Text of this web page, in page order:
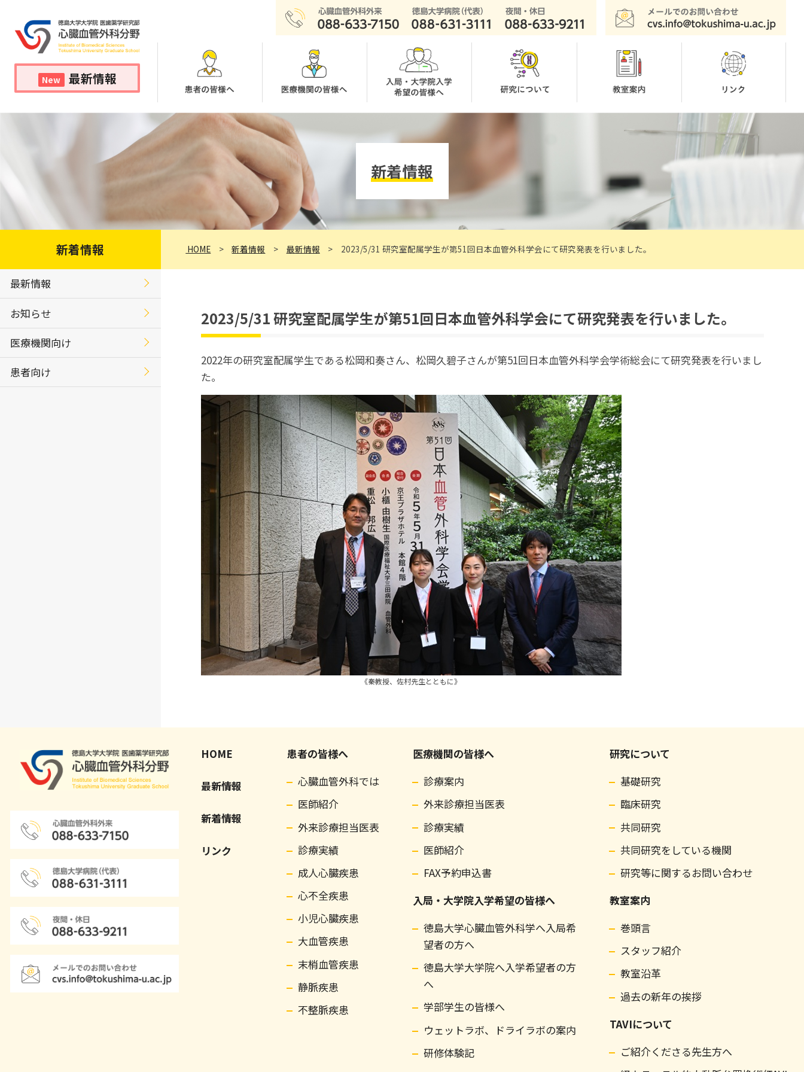
New 最新情報
新着情報
HOME 新着情報 最新情報 2023/5/31 研究室配属学生が第51回日本血管外科学会にて研究発表を行いました。
新着情報
2023/5/31 研究室配属学生が第51回日本血管外科学会にて研究発表を行いました。
2022年の研究室配属学生である松岡和奏さん、松岡久碧子さんが第51回日本血管外科学会学術総会にて研究発表を行いまし
た。
《秦教授、佐村先生とともに》
最新情報
お知らせ
医療機関向け
患者向け
HOME
最新情報
新着情報
リンク
患者の皆様へ
心臓血管外科では
医師紹介
外来診療担当医表
診療実績
成人心臓疾患
心不全疾患
小児心臓疾患
大血管疾患
末梢血管疾患
静脈疾患
不整脈疾患
医療機関の皆様へ
診療案内
外来診療担当医表
診療実績
医師紹介
FAX予約申込書
入局・大学院入学希望の皆様へ
徳島大学心臓血管外科学へ入局希
望者の方へ
徳島大学大学院へ入学希望者の方
へ
学部学生の皆様へ
ウェットラボ、ドライラボの案内
研修体験記
研究について
基礎研究
臨床研究
共同研究
共同研究をしている機関
研究等に関するお問い合わせ
教室案内
巻頭言
スタッフ紹介
教室沿革
過去の新年の挨拶
TAVIについて
ご紹介くださる先生方へ